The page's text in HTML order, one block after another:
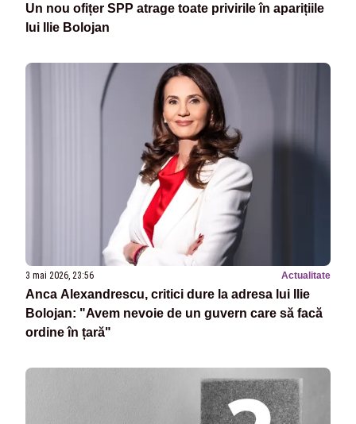
Un nou ofițer SPP atrage toate privirile în aparițiile
lui Ilie Bolojan
3 mai 2026, 23:56 Actualitate
Anca Alexandrescu, critici dure la adresa lui Ilie
Bolojan: "Avem nevoie de un guvern care să facă
ordine în țară"